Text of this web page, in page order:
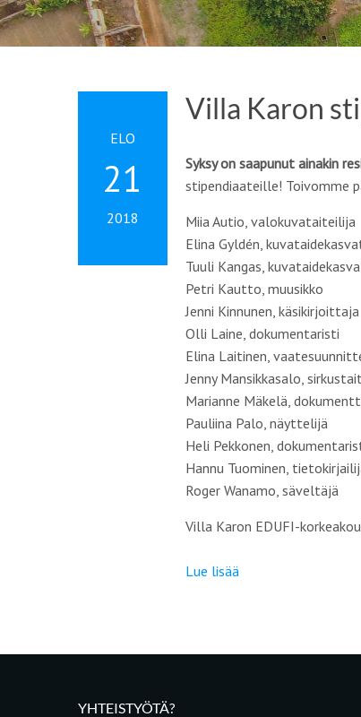
ELO
21
2018
Villa Karon
Syksy on saapunut ainakin
stipendiaateille! Toivomme
Miia Autio, valokuvataiteilija
Elina Gyldén,
Tuuli Kangas,
Petri Kautto, muusikko
Jenni Kinnunen, käsikirjoittaja
Olli Laine, dokumentaristi
Elina Laitinen,
Jenny Mansikkasalo,
Marianne Mäkelä,
Pauliina Palo, näyttelijä
Heli Pekkonen,
Hannu Tuominen,
Roger Wanamo, säveltäjä
Villa Karon EDUFI-
Lue lisää
YHTEISTYÖTÄ?